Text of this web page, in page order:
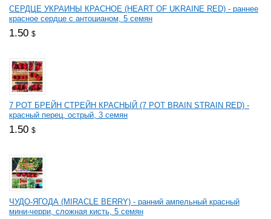
СЕРДЦЕ УКРАИНЫ КРАСНОЕ (HEART OF UKRAINE RED) - раннее
красное сердце с антоцианом, 5 семян
1.50 $
7 РОТ БРЕЙН СТРЕЙН КРАСНЫЙ (7 РОТ BRAIN STRAIN RED) -
красный перец, острый, 3 семян
1.50 $
ЧУДО-ЯГОДА (MIRACLE BERRY) - ранний ампельный красный
мини-черри, сложная кисть, 5 семян